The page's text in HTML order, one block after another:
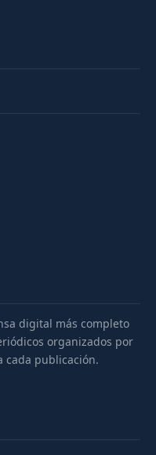
digital más completo
organizados por
cada publicación.